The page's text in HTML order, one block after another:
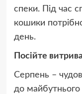
спеки. Під час
кошики
день.
Посійте
Серпень –
до майбутнього